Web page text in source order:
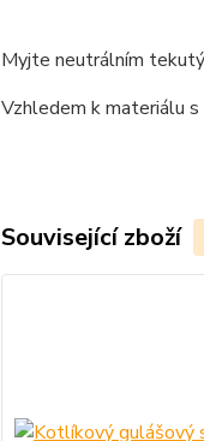
Myjte neutrálním
Vzhledem k materiálu
Související zboží